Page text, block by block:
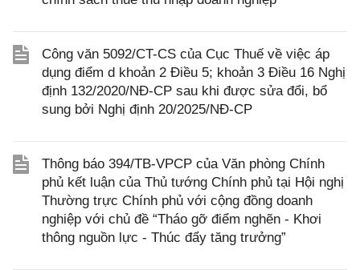
Công văn 5092/CT-CS của Cục Thuế về việc áp
dụng điểm d khoản 2 Điều 5; khoản 3 Điều 16 Nghị
định 132/2020/NĐ-CP sau khi được sửa đổi, bổ
sung bởi Nghị định 20/2025/NĐ-CP
Thông báo 394/TB-VPCP của Văn phòng Chính
phủ kết luận của Thủ tướng Chính phủ tại Hội nghị
Thường trực Chính phủ với cộng đồng doanh
nghiệp với chủ đề “Tháo gỡ điểm nghẽn - Khơi
thông nguồn lực - Thúc đẩy tăng trưởng”